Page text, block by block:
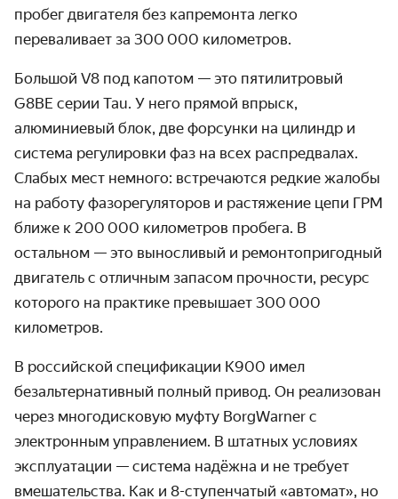
пробег двигателя без капремонта легко
переваливает за 300 000 километров.
Большой V8 под капотом — это пятилитровый
G8BE серии Tau. У него прямой впрыск,
алюминиевый блок, две форсунки на цилиндр и
система регулировки фаз на всех распредвалах.
Слабых мест немного: встречаются редкие жалобы
на работу фазорегуляторов и растяжение цепи ГРМ
ближе к 200 000 километров пробега. В
остальном — это выносливый и ремонтопригодный
двигатель с отличным запасом прочности, ресурс
которого на практике превышает 300 000
километров.
В российской спецификации K900 имел
безальтернативный полный привод. Он реализован
через многодисковую муфту BorgWarner с
электронным управлением. В штатных условиях
эксплуатации — система надёжна и не требует
вмешательства. Как и 8-ступенчатый «автомат», но